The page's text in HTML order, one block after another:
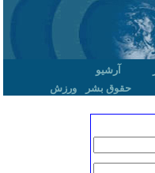
آرشیو
حقوق بشر ورزش